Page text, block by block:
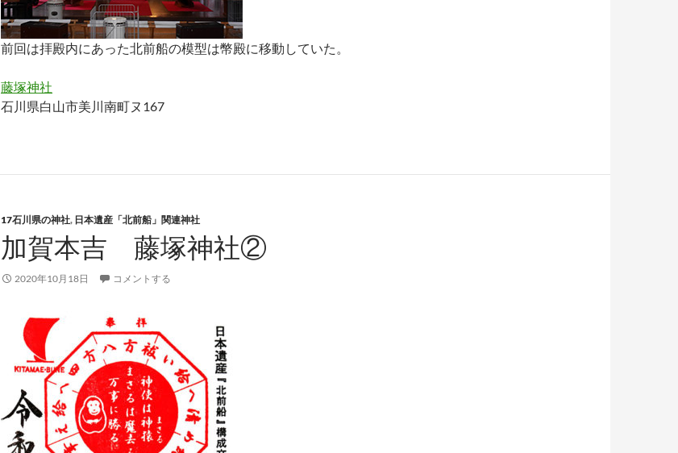
前回は拝殿内にあった北前船の模型は幣殿に移動していた。
藤塚神社
石川県白山市美川南町ヌ167
17石川県の神社, 日本遺産「北前船」関連神社
加賀本吉 藤塚神社②
2020年10月18日 コメントする